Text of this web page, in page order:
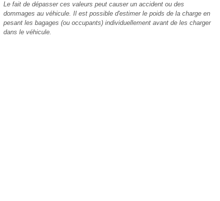
Le fait de dépasser ces valeurs peut causer un accident ou des
dommages au véhicule. Il est possible d'estimer le poids de la charge en
pesant les bagages (ou occupants) individuellement avant de les charger
dans le véhicule.